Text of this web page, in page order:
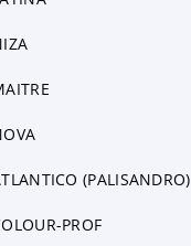
(PALISANDRO)
PROF